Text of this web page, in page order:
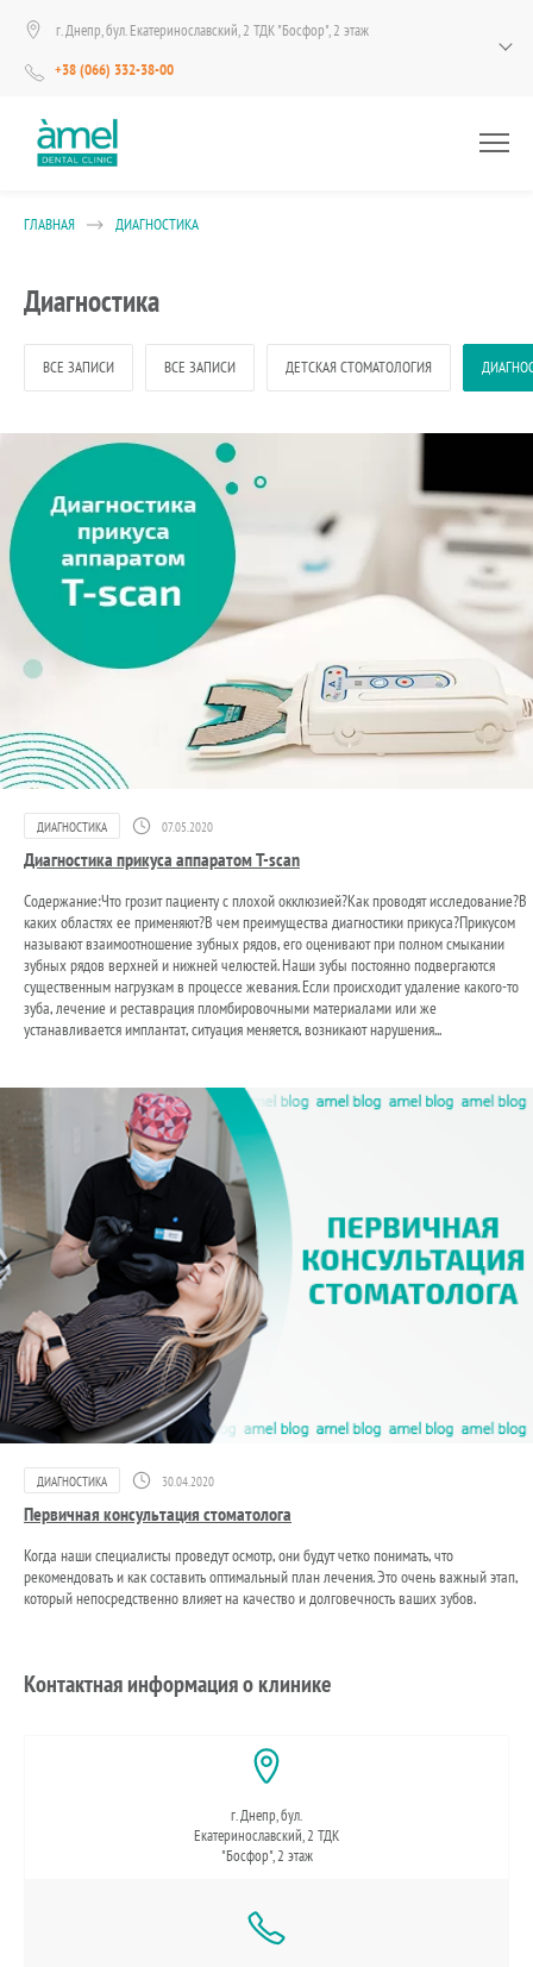
г. Днепр, бул. Екатеринославский, 2 ТДК "Босфор", 2 этаж
+38 (066) 332-38-00
ГЛАВНАЯ ДИАГНОСТИКА
Диагностика
ВСЕ ЗАПИСИ ВСЕ ЗАПИСИ ДЕТСКАЯ СТОМАТОЛОГИЯ
ДИАГНОСТИКА 07.05.2020
Диагностика прикуса аппаратом T-scan
Содержание:Что грозит пациенту с плохой окклюзией?Как проводят исследование?В
каких областях ее применяют?В чем преимущества диагностики прикуса?Прикусом
называют взаимоотношение зубных рядов, его оценивают при полном смыкании
зубных рядов верхней и нижней челюстей. Наши зубы постоянно подвергаются
существенным нагрузкам в процессе жевания. Если происходит удаление какого-то
зуба, лечение и реставрация пломбировочными материалами или же
устанавливается имплантат, ситуация меняется, возникают нарушения...
ДИАГНОСТИКА 30.04.2020
Первичная консультация стоматолога
Когда наши специалисты проведут осмотр, они будут четко понимать, что
рекомендовать и как составить оптимальный план лечения. Это очень важный этап,
который непосредственно влияет на качество и долговечность ваших зубов.
Контактная информация о клинике
г. Днепр, бул.
Екатеринославский, 2 ТДК
"Босфор", 2 этаж